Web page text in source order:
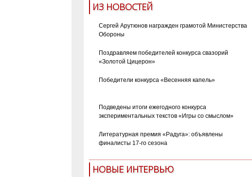
ИЗ НОВОСТЕЙ
Сергей Арутюнов награжден грамотой Министерства
Обороны
Поздравляем победителей конкурса свазорий
«Золотой Цицерон»
Победители конкурса «Весенняя капель»
Подведены итоги ежегодного конкурса
экспериментальных текстов «Игры со смыслом»
Литературная премия «Радуга»: объявлены
финалисты 17-го сезона
НОВЫЕ ИНТЕРВЬЮ